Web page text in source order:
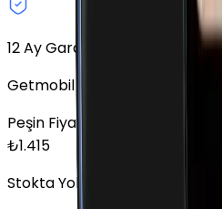
12 Ay Garanti
Getmobil Garantisi
Peşin Fiyatına
₺1.415
Stokta Yok